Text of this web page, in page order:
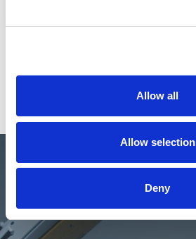
Allow all
Allow selection
Deny
Branchen